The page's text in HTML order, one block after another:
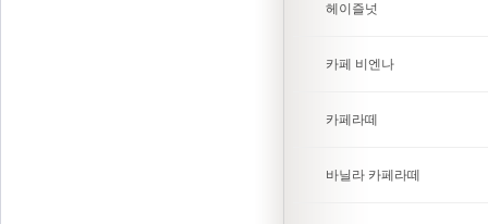
헤이즐넛
카페 비엔나
카페라떼
바닐라 카페라떼